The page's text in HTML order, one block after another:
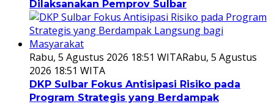
Dilaksanakan Pemprov Sulbar
Rabu, 5 Agustus 2026 18:51 WITARabu, 5 Agustus
2026 18:51 WITA
DKP Sulbar Fokus Antisipasi Risiko pada
Program Strategis yang Berdampak